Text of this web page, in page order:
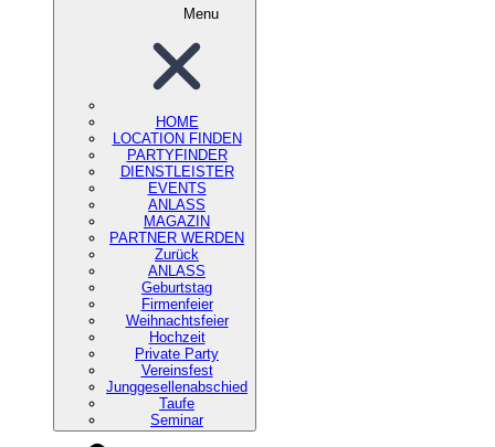
Menu
HOME
LOCATION FINDEN
PARTYFINDER
DIENSTLEISTER
EVENTS
ANLASS
MAGAZIN
PARTNER WERDEN
Zurück
ANLASS
Geburtstag
Firmenfeier
Weihnachtsfeier
Hochzeit
Private Party
Vereinsfest
Junggesellenabschied
Taufe
Seminar